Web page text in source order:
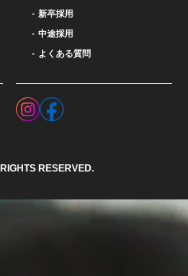
新卒採用
中途採用
よくある質問
RESERVED.